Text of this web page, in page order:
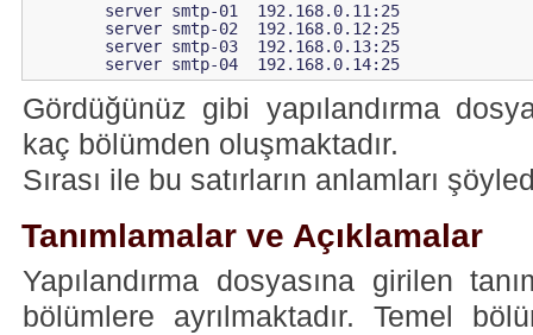
        server smtp-01  192.168.0.11:25
        server smtp-02  192.168.0.12:25
        server smtp-03  192.168.0.13:25
        server smtp-04  192.168.0.14:25
Gördüğünüz gibi yapılandırma
kaç bölümden oluşmaktadır.
Sırası ile bu satırların anlamları
Tanımlamalar ve Açıklamalar
Yapılandırma dosyasına girilen
bölümlere ayrılmaktadır. Temel